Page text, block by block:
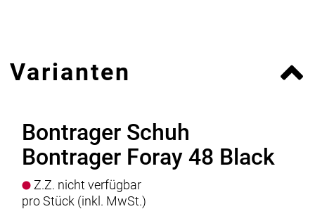
Varianten
Bontrager Schuh
Bontrager Foray 48 Black
Z.Z. nicht verfügbar
pro Stück (inkl. MwSt.)